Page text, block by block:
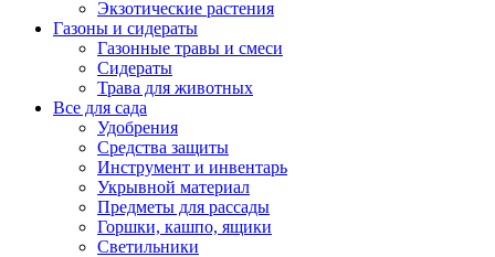
Экзотические растения
Газоны и сидераты
Газонные травы и смеси
Сидераты
Трава для животных
Все для сада
Удобрения
Средства защиты
Инструмент и инвентарь
Укрывной материал
Предметы для рассады
Горшки, кашпо, ящики
Светильники